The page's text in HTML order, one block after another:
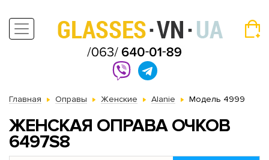
Главная Оправы Женские Alanie Модель 4999
ЖЕНСКАЯ ОПРАВА ОЧКОВ
6497S8